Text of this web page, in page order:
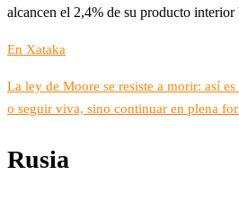
alcancen el 2,4% de su producto interior
En Xataka
La ley de Moore se resiste a morir: así
o seguir viva, sino continuar en plena
Rusia